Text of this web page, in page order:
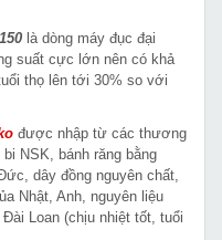
là dòng máy đục đại
suất cực lớn nên có khả
thọ lên tới 30% so với
được nhập từ các thương
NSK, bánh răng bằng
dây đồng nguyên chất,
Nhật, Anh, nguyên liệu
Loan (chịu nhiệt tốt, tuổi